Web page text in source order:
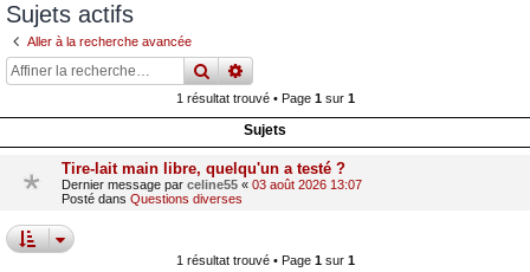
Sujets actifs
Aller à la recherche avancée
rechercher
recherche
1 résultat trouvé • Page 1sur 1
Sujets
Tire-lait main libre, quelqu'un a testé ?
Dernier message par celine55 « 03 août 2026 13:07
Posté dans Questions diverses
1 résultat trouvé • Page 1sur 1